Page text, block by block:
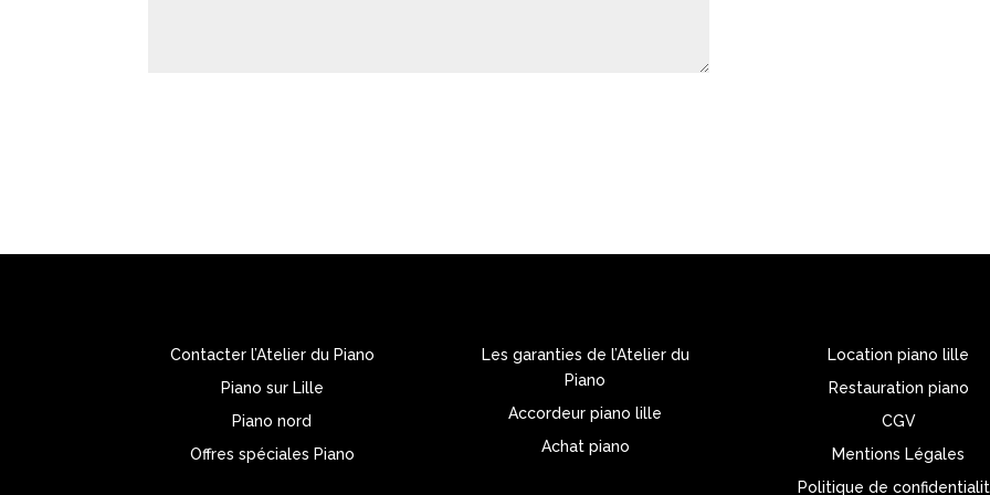
Contacter l’Atelier du Piano
Piano sur Lille
Piano nord
Offres spéciales Piano
Les garanties de l’Atelier du
Piano
Accordeur piano lille
Achat piano
Location piano lille
Restauration piano
CGV
Mentions Légales
Politique de